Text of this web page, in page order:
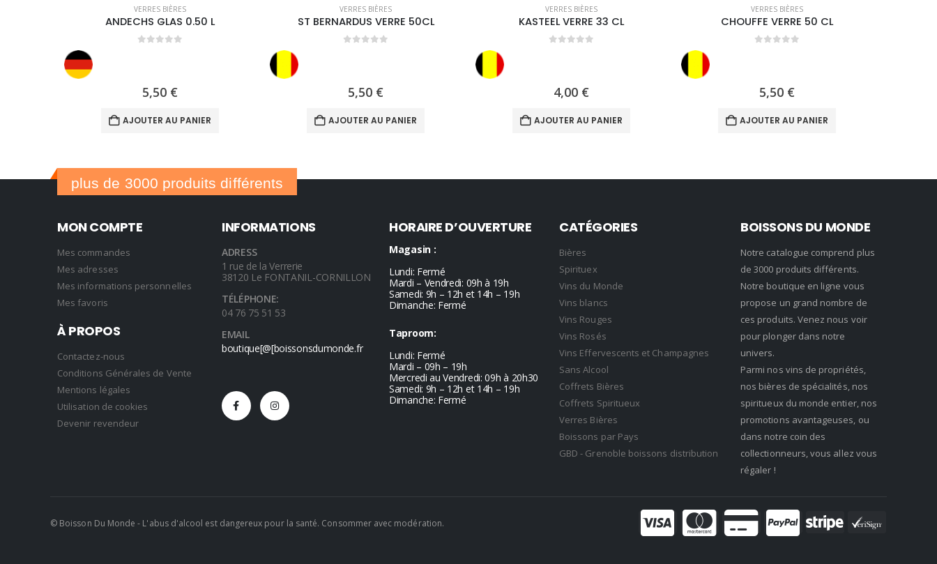
VERRES BIÈRES
ANDECHS GLAS 0.50 L
5,50 €
AJOUTER AU PANIER
VERRES BIÈRES
ST BERNARDUS VERRE 50CL
5,50 €
AJOUTER AU PANIER
VERRES BIÈRES
KASTEEL VERRE 33 CL
4,00 €
AJOUTER AU PANIER
VERRES BIÈRES
CHOUFFE VERRE 50 CL
5,50 €
AJOUTER AU PANIER
plus de 3000 produits différents
MON COMPTE
Mes commandes
Mes adresses
Mes informations personnelles
Mes favoris
À PROPOS
Contactez-nous
Conditions Générales de Vente
Mentions légales
Utilisation de cookies
Devenir revendeur
INFORMATIONS
ADRESS
1 rue de la Verrerie
38120 Le FONTANIL-CORNILLON
TÉLÉPHONE:
04 76 75 51 53
EMAIL
boutique[@[boissonsdumonde.fr
HORAIRE D’OUVERTURE
Magasin :
Lundi: Fermé
Mardi – Vendredi: 09h à 19h
Samedi: 9h – 12h et 14h – 19h
Dimanche: Fermé
Taproom:
Lundi: Fermé
Mardi – 09h – 19h
Mercredi au Vendredi: 09h à 20h30
Samedi: 9h – 12h et 14h – 19h
Dimanche: Fermé
CATÉGORIES
Bières
Spirituex
Vins du Monde
Vins blancs
Vins Rouges
Vins Rosés
Vins Effervescents et Champagnes
Sans Alcool
Coffrets Bières
Coffrets Spiritueux
Verres Bières
Boissons par Pays
GBD - Grenoble boissons distribution
BOISSONS DU MONDE
Notre catalogue comprend plus
de 3000 produits différents.
Notre boutique en ligne vous
propose un grand nombre de
ces produits. Venez nous voir
pour plonger dans notre
univers.
Parmi nos vins de propriétés,
nos bières de spécialités, nos
spiritueux du monde entier, nos
promotions avantageuses, ou
dans notre coin des
collectionneurs, vous allez vous
régaler !
© Boisson Du Monde- L'abus d'alcool est dangereux pour la santé. Consommer avec modération.